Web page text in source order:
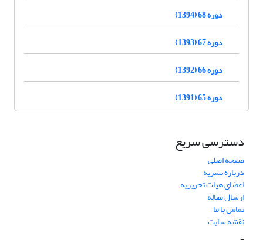
دوره 68 (1394)
دوره 67 (1393)
دوره 66 (1392)
دوره 65 (1391)
دسترسی سریع
صفحه اصلی
درباره نشریه
اعضای هیات تحریریه
ارسال مقاله
تماس با ما
نقشه سایت